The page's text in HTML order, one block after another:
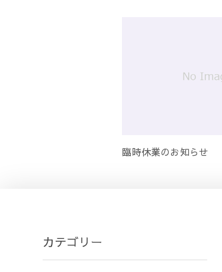
臨時休業のお知らせ
カテゴリー